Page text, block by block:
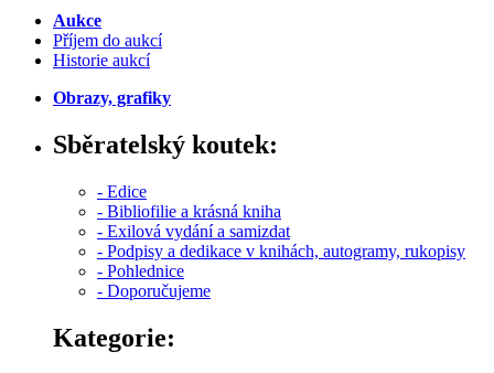
Aukce
Příjem do aukcí
Historie aukcí
Obrazy, grafiky
Sběratelský koutek:
- Edice
- Bibliofilie a krásná kniha
- Exilová vydání a samizdat
- Podpisy a dedikace v knihách, autogramy, rukopisy
- Pohlednice
- Doporučujeme
Kategorie: